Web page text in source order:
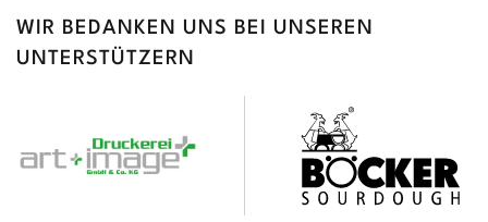
WIR BEDANKEN UNS BEI UNSEREN
UNTERSTÜTZERN